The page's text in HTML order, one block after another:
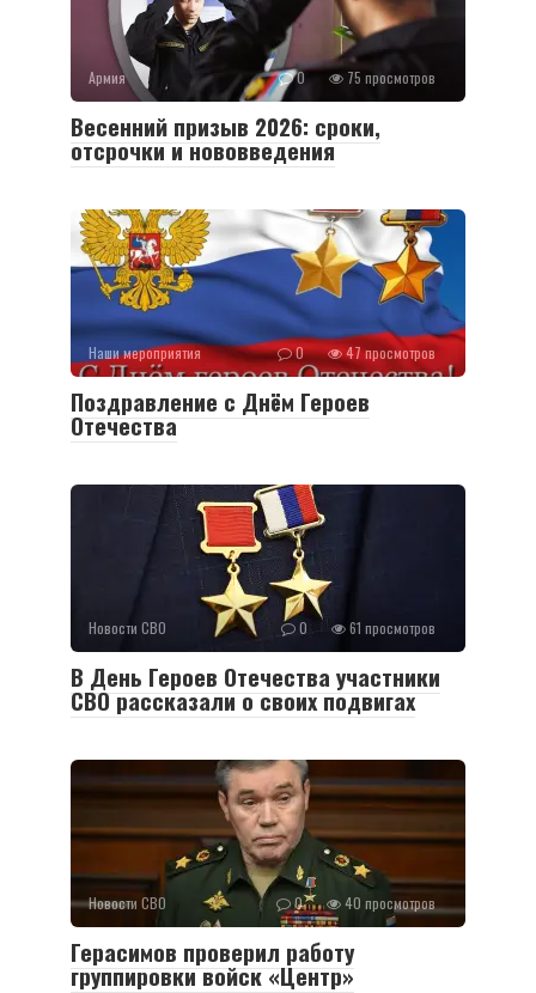
Армия 0 75 просмотров
Весенний призыв 2026: сроки,
отсрочки и нововведения
Наши мероприятия 0 47 просмотров
Поздравление с Днём Героев
Отечества
Новости СВО 0 61 просмотров
В День Героев Отечества участники
СВО рассказали о своих подвигах
Новости СВО 0 40 просмотров
Герасимов проверил работу
группировки войск «Центр»